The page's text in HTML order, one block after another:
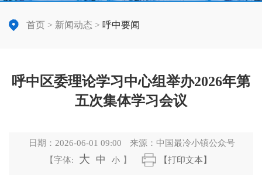
首页 > 新闻动态 > 呼中要闻
呼中区委理论学习中心组举办2026年第
五次集体学习会议
日期： 2026-06-01 09:00 来源： 中国最冷小镇公众号
【字体:
大 中 小 】 【打印文本】